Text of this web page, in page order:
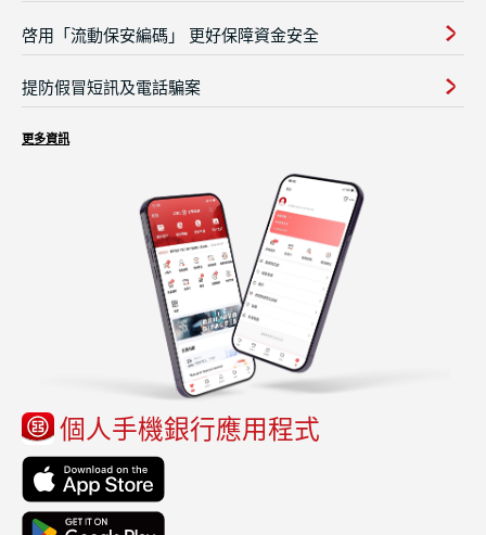
啓用「流動保安編碼」 更好保障資金安全
提防假冒短訊及電話騙案
更多資訊
個人手機銀行應用程式